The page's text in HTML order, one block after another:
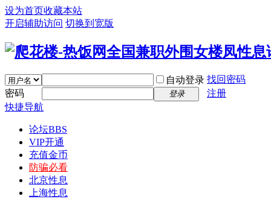
设为首页收藏本站
开启辅助访问 切换到宽版
自动登录 找回密码
密码
登录
注册
快捷导航
论坛BBS
VIP开通
充值金币
防骗必看
北京性息
上海性息